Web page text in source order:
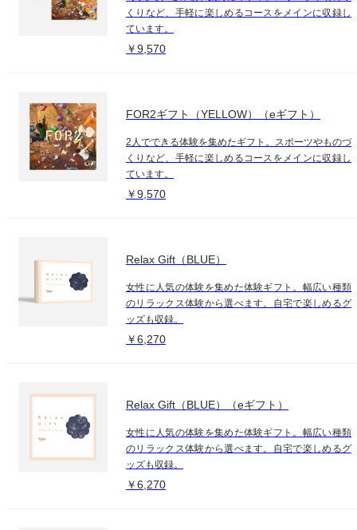
くりなど、手軽に楽しめるコースをメインに収録し
ています。
￥9,570
FOR2ギフト（YELLOW）（eギフト）
2人でできる体験を集めたギフト。スポーツやものづ
くりなど、手軽に楽しめるコースをメインに収録し
ています。
￥9,570
Relax Gift（BLUE）
女性に人気の体験を集めた体験ギフト。幅広い種類
のリラックス体験から選べます。自宅で楽しめるグ
ッズも収録。
￥6,270
Relax Gift（BLUE）（eギフト）
女性に人気の体験を集めた体験ギフト。幅広い種類
のリラックス体験から選べます。自宅で楽しめるグ
ッズも収録。
￥6,270